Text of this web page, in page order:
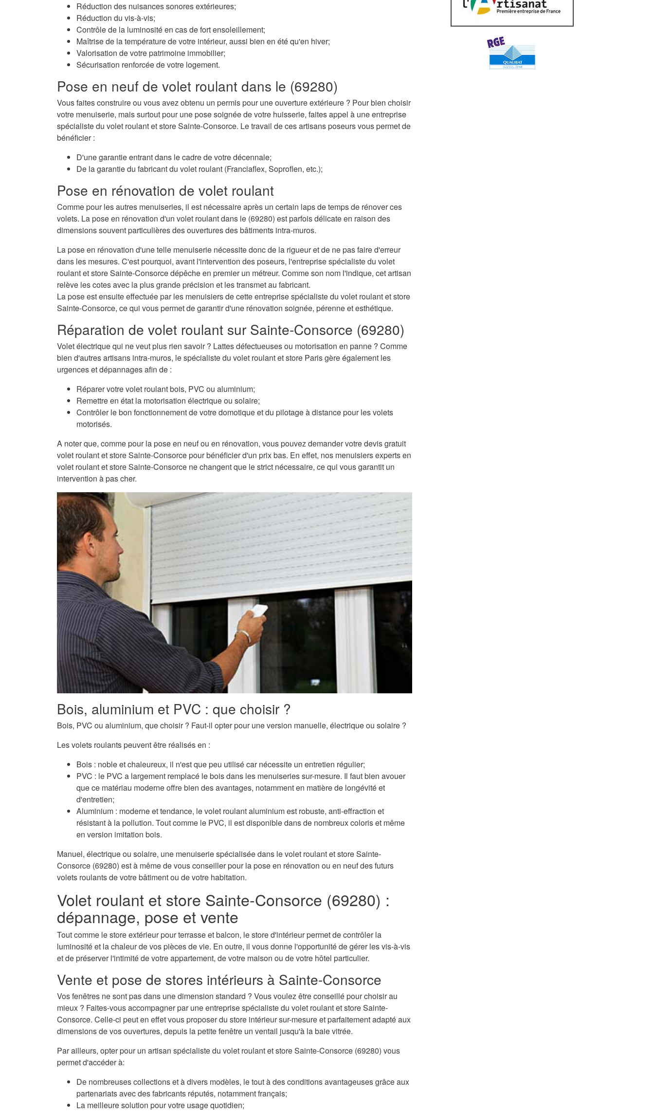
Réduction des nuisances sonores extérieures;
Réduction du vis-à-vis;
Contrôle de la luminosité en cas de fort ensoleillement;
Maîtrise de la température de votre intérieur, aussi bien en été qu'en hiver;
Valorisation de votre patrimoine immobilier;
Sécurisation renforcée de votre logement.
Pose en neuf de volet roulant dans le (69280)
Vous faites construire ou vous avez obtenu un permis pour une ouverture extérieure ? Pour bien choisir
votre menuiserie, mais surtout pour une pose soignée de votre huisserie, faites appel à une entreprise
spécialiste du volet roulant et store Sainte-Consorce. Le travail de ces artisans poseurs vous permet de
bénéficier :
D'une garantie entrant dans le cadre de votre décennale;
De la garantie du fabricant du volet roulant (Franciaflex, Soproflen, etc.);
Pose en rénovation de volet roulant
Comme pour les autres menuiseries, il est nécessaire après un certain laps de temps de rénover ces
volets. La pose en rénovation d'un volet roulant dans le (69280) est parfois délicate en raison des
dimensions souvent particulières des ouvertures des bâtiments intra-muros.
La pose en rénovation d'une telle menuiserie nécessite donc de la rigueur et de ne pas faire d'erreur
dans les mesures. C'est pourquoi, avant l'intervention des poseurs, l'entreprise spécialiste du volet
roulant et store Sainte-Consorce dépêche en premier un métreur. Comme son nom l'indique, cet artisan
relève les cotes avec la plus grande précision et les transmet au fabricant.
La pose est ensuite effectuée par les menuisiers de cette entreprise spécialiste du volet roulant et store
Sainte-Consorce, ce qui vous permet de garantir d'une rénovation soignée, pérenne et esthétique.
Réparation de volet roulant sur Sainte-Consorce (69280)
Volet électrique qui ne veut plus rien savoir ? Lattes défectueuses ou motorisation en panne ? Comme
bien d'autres artisans intra-muros, le spécialiste du volet roulant et store Paris gère également les
urgences et dépannages afin de :
Réparer votre volet roulant bois, PVC ou aluminium;
Remettre en état la motorisation électrique ou solaire;
Contrôler le bon fonctionnement de votre domotique et du pilotage à distance pour les volets
motorisés.
A noter que, comme pour la pose en neuf ou en rénovation, vous pouvez demander votre devis gratuit
volet roulant et store Sainte-Consorce pour bénéficier d'un prix bas. En effet, nos menuisiers experts en
volet roulant et store Sainte-Consorce ne changent que le strict nécessaire, ce qui vous garantit un
intervention à pas cher.
Bois, aluminium et PVC : que choisir ?
Bois, PVC ou aluminium, que choisir ? Faut-il opter pour une version manuelle, électrique ou solaire ?
Les volets roulants peuvent être réalisés en :
Bois : noble et chaleureux, il n'est que peu utilisé car nécessite un entretien régulier;
PVC : le PVC a largement remplacé le bois dans les menuiseries sur-mesure. Il faut bien avouer
que ce matériau moderne offre bien des avantages, notamment en matière de longévité et
d'entretien;
Aluminium : moderne et tendance, le volet roulant aluminium est robuste, anti-effraction et
résistant à la pollution. Tout comme le PVC, il est disponible dans de nombreux coloris et même
en version imitation bois.
Manuel, électrique ou solaire, une menuiserie spécialisée dans le volet roulant et store Sainte-
Consorce (69280) est à même de vous conseiller pour la pose en rénovation ou en neuf des futurs
volets roulants de votre bâtiment ou de votre habitation.
Volet roulant et store Sainte-Consorce (69280) :
dépannage, pose et vente
Tout comme le store extérieur pour terrasse et balcon, le store d'intérieur permet de contrôler la
luminosité et la chaleur de vos pièces de vie. En outre, il vous donne l'opportunité de gérer les vis-à-vis
et de préserver l'intimité de votre appartement, de votre maison ou de votre hôtel particulier.
Vente et pose de stores intérieurs à Sainte-Consorce
Vos fenêtres ne sont pas dans une dimension standard ? Vous voulez être conseillé pour choisir au
mieux ? Faites-vous accompagner par une entreprise spécialiste du volet roulant et store Sainte-
Consorce. Celle-ci peut en effet vous proposer du store intérieur sur-mesure et parfaitement adapté aux
dimensions de vos ouvertures, depuis la petite fenêtre un ventail jusqu'à la baie vitrée.
Par ailleurs, opter pour un artisan spécialiste du volet roulant et store Sainte-Consorce (69280) vous
permet d'accéder à:
De nombreuses collections et à divers modèles, le tout à des conditions avantageuses grâce aux
partenariats avec des fabricants réputés, notamment français;
La meilleure solution pour votre usage quotidien;